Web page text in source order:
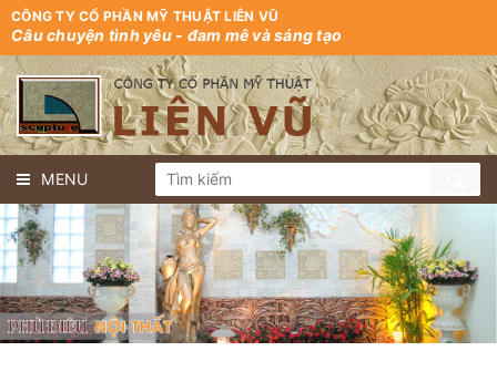
CÔNG TY CỔ PHẦN MỸ THUẬT LIÊN VŨ
Câu chuyện tình yêu - đam mê và sáng tạo
MENU